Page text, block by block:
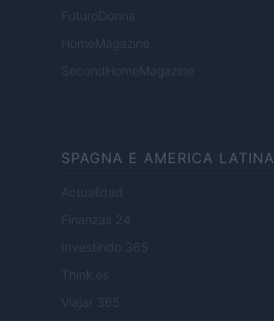
FuturoDonna
HomeMagazine
SecondHomeMagazine
SPAGNA E AMERICA LATINA
Actualidad
Finanzas 24
Investindo 365
Think.es
Viajar 365